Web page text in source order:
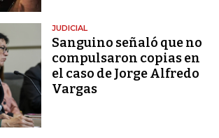
JUDICIAL
Sanguino señaló que no
compulsaron copias en
el caso de Jorge Alfredo
Vargas